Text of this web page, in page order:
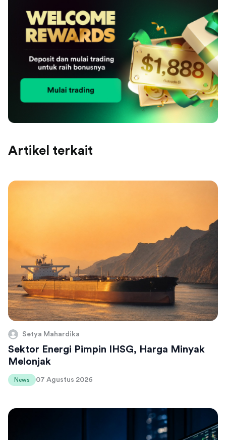
Artikel terkait
Setya Mahardika
Sektor Energi Pimpin IHSG, Harga Minyak
Melonjak
News 07 Agustus 2026